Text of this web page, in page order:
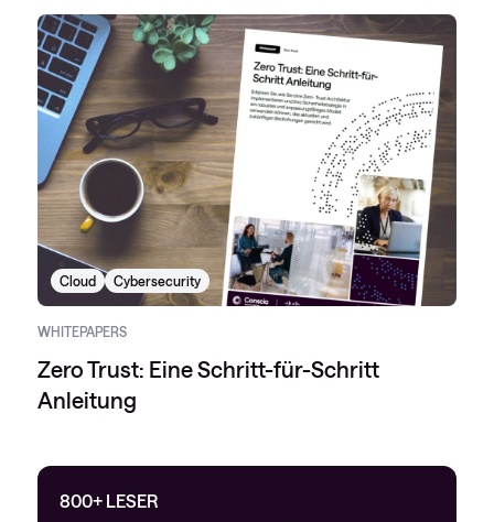
Cloud Cybersecurity
WHITEPAPERS
Zero Trust: Eine Schritt-für-Schritt
Anleitung
800+ LESER